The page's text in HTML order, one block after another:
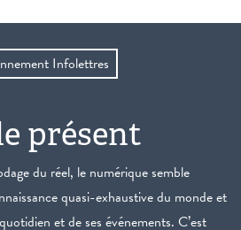
Infolettres
présent
du réel, le numérique semble
quasi-exhaustive du monde et
et de ses événements. C’est